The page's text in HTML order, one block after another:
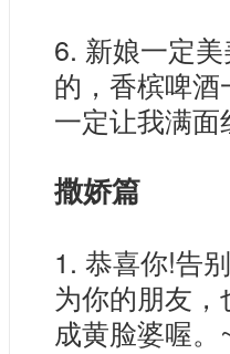
6. 新娘一定
的，香槟啤
一定让我满
撒娇篇
1. 恭喜你!告
为你的朋友
成黄脸婆喔。